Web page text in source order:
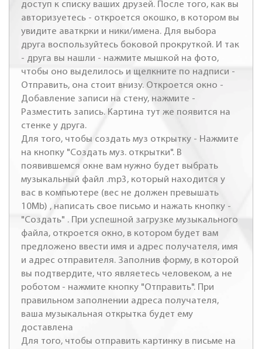
доступ к списку ваших друзей. После того, как вы
авторизуетесь - откроется окошко, в котором вы
увидите аваткрки и ники/имена. Для выбора
друга воспользуйтесь боковой прокруткой. И так
- друга вы нашли - нажмите мышкой на фото,
чтобы оно выделилось и щелкните по надписи -
Отправить, она стоит внизу. Откроется окно -
Добавление записи на стену, нажмите -
Разместить запись. Картина тут же появится на
стенке у друга.
Для того, чтобы создать муз открытку - Нажмите
на кнопку "Создать муз. открытки". В
появившемся окне вам нужно будет выбрать
музыкальный файл .mp3, который находится у
вас в компьютере (вес не должен превышать
10Mb) , написать свое письмо и нажать кнопку -
"Создать" . При успешной загрузке музыкального
файла, откроется окно, в котором будет вам
предложено ввести имя и адрес получателя, имя
и адрес отправителя. Заполнив форму, в которой
вы подтвердите, что являетесь человеком, а не
роботом - нажмите кнопку "Отправить". При
правильном заполнении адреса получателя,
ваша музыкальная открытка будет ему
доставлена
Для того, чтобы отправить картинку в письме на